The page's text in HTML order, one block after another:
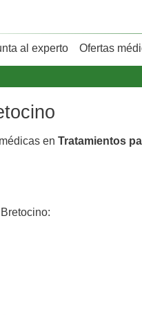
al experto Ofertas
en Tratamientos